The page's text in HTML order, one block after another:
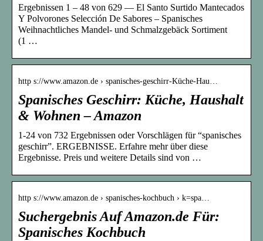
Ergebnissen 1 – 48 von 629 — El Santo Surtido Mantecados
Y Polvorones Selección De Sabores – Spanisches
Weihnachtliches Mandel- und Schmalzgebäck Sortiment
(1 …
http s://www.amazon.de › spanisches-geschirr-Küche-Hau…
Spanisches Geschirr: Küche, Haushalt
& Wohnen – Amazon
1-24 von 732 Ergebnissen oder Vorschlägen für “spanisches
geschirr”. ERGEBNISSE. Erfahre mehr über diese
Ergebnisse. Preis und weitere Details sind von …
http s://www.amazon.de › spanisches-kochbuch › k=spa…
Suchergebnis Auf Amazon.de Für:
Spanisches Kochbuch